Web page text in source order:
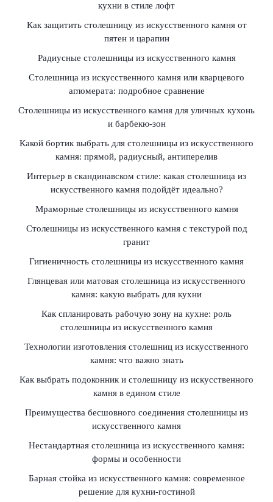
кухни в стиле лофт
Как защитить столешницу из искусственного камня от
пятен и царапин
Радиусные столешницы из искусственного камня
Столешница из искусственного камня или кварцевого
агломерата: подробное сравнение
Столешницы из искусственного камня для уличных кухонь
и барбекю-зон
Какой бортик выбрать для столешницы из искусственного
камня: прямой, радиусный, антиперелив
Интерьер в скандинавском стиле: какая столешница из
искусственного камня подойдёт идеально?
Мраморные столешницы из искусственного камня
Столешницы из искусственного камня с текстурой под
гранит
Гигиеничность столешницы из искусственного камня
Глянцевая или матовая столешница из искусственного
камня: какую выбрать для кухни
Как спланировать рабочую зону на кухне: роль
столешницы из искусственного камня
Технологии изготовления столешниц из искусственного
камня: что важно знать
Как выбрать подоконник и столешницу из искусственного
камня в едином стиле
Преимущества бесшовного соединения столешницы из
искусственного камня
Нестандартная столешница из искусственного камня:
формы и особенности
Барная стойка из искусственного камня: современное
решение для кухни-гостиной